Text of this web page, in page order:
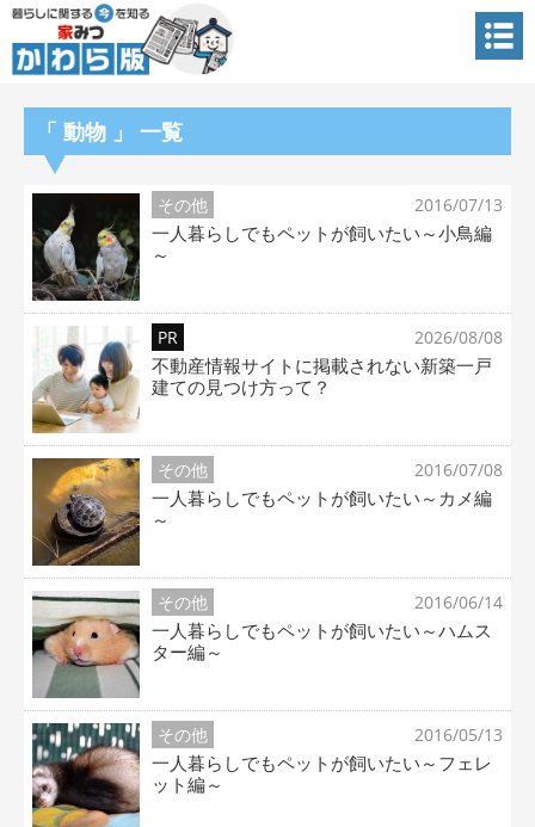
「 動物 」 一覧
その他 2016/07/13
一人暮らしでもペットが飼いたい～小鳥編
～
PR 2026/08/08
不動産情報サイトに掲載されない新築一戸
建ての見つけ方って？
その他 2016/07/08
一人暮らしでもペットが飼いたい～カメ編
～
その他 2016/06/14
一人暮らしでもペットが飼いたい～ハムス
ター編～
その他 2016/05/13
一人暮らしでもペットが飼いたい～フェレ
ット編～